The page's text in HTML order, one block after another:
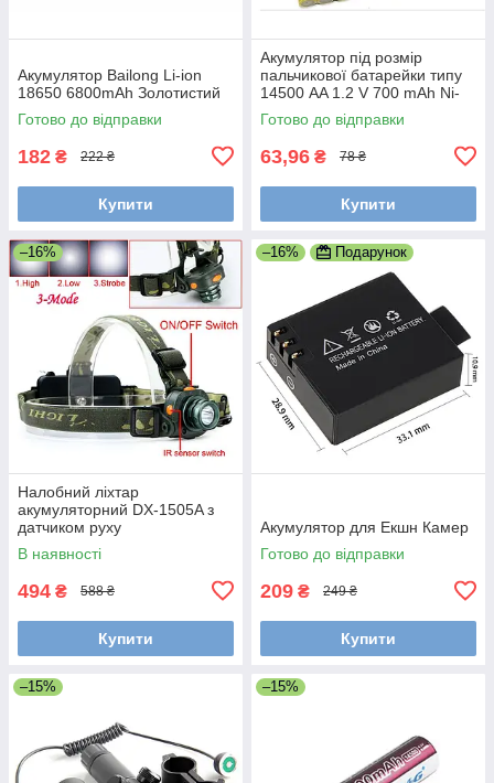
Акумулятор Bailong Li-ion
18650 6800mAh Золотистий
Готово до відправки
182 ₴ 222 ₴
Купити
Акумулятор під розмір
пальчикової батарейки типу
14500 AA 1.2 V 700 mAh Ni-
Cd, діаметр 14 мм, довжина
50 мм.
Готово до відправки
63,96 ₴ 78 ₴
Купити
–16%
Налобний ліхтар
акумуляторний DX-1505A з
датчиком руху
В наявності
494 ₴ 588 ₴
Купити
–16% Подарунок
Акумулятор для Екшн Камер
Готово до відправки
209 ₴ 249 ₴
Купити
–15% –15%